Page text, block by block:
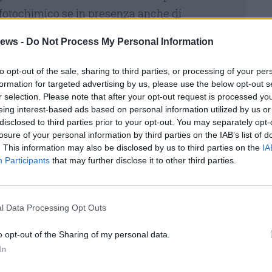
- Do Not Process My Personal Information
opt-out of the sale, sharing to third parties, or processing of your
for targeted advertising by us, please use the below opt-out
selection. Please note that after your opt-out request is processed
interest-based ads based on personal information utilized by us
to third parties prior to your opt-out. You may separately
of your personal information by third parties on the IAB’s list of
This information may also be disclosed by us to third parties on the
Participants that may further disclose it to other third parties.
Data Processing Opt Outs
opt-out of the Sharing of my personal data.
se in presenza anche di
in acqua e con l’umidità atmosferica
acido nitroso e acido nitrico, entrambi presenti
acide”.
la danno. Non si fanno riferimenti alla
marche. Ma il risultato dei test non lascia
nelle mani della Commissione Europea, tre
“ Le emissioni di NOx su strada di
superare gli standard di emissioni
”.
“